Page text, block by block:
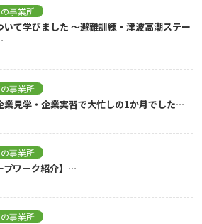
事業所
いて学びました ～避難訓練・津波高潮ステー
事業所
業見学・企業実習で大忙しの1か月でした…
事業所
プワーク紹介】…
事業所